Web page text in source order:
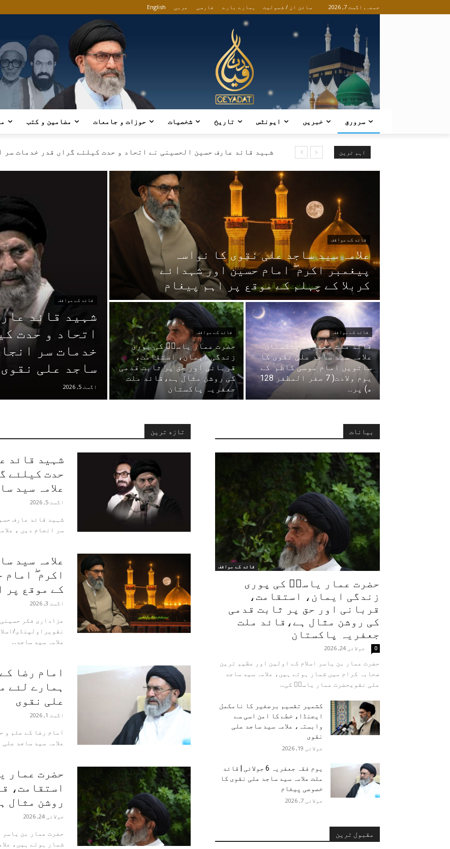
جمعہ, اگست 7, 2026 سائن ان / شمولیت English عربی فارسی ہمارے بارے
سرورق خبریں ایونٹس تاریخ شخصیات حوزات و جامعات مضامین و کتب
اہم ترین شہید قائد عارف حسین الحسینی نے اتحاد و حدت کیلئے گراں قدر خدمات سر
قائد کے مواقف
شہید قائد
اتحاد و حدت
خدمات سر
ساجد علی نقوی
اگست 5, 2026
قائد کے مواقف
علامہ سید ساجد علی نقوی کا نواسہ
پیغمبر اکرم ۖ امام حسین اور شہدائے
کربلا کے چہلم کے موقع پر اہم پیغام
قائد کے مواقف
حضرت عمار یاسرؑ کی پوری
زندگی ایمان، استقامت،
قربانی اور حق پر ثابت قدمی
کی روشن مثال ہے،قائد ملت
جعفریہ پاکستان
قائد کے مواقف
قائد ملت جعفریہ پاکستان
علامہ سید ساجد علی نقوی کا
ساتویں امام موسی کاظم ؑ کے
یوم ولادت( 7 صفر المظفر 128
ھ) پر...
تازه ترین
شہید قائد
حدت کیلئے
علامہ سید
اگست 5, 2026
شہید قائد عارف
سر انجام دیں ، علامہ سید
علامہ سید
اکرم ۖ امام
کے موقع پر
اگست 3, 2026
عزاداری فکر
علامہ سید ساجد...
امام رضا
ہمارے لئے
علی نقوی
اگست 1, 2026
امام رضا کے علم و
علامہ سید ساجد
حضرت عمار
استقامت،
روشن مثال
جولائی 24, 2026
حضرت عمار بن یاسر
شمار ہوتے ہیں،
بیانات
قائد کے مواقف
حضرت عمار یاسرؑ کی پوری
زندگی ایمان، استقامت،
قربانی اور حق پر ثابت قدمی
کی روشن مثال ہے،قائد ملت
جعفریہ پاکستان
جولائی 24, 2026 0
حضرت عمار بن یاسر اسلام کے اولین اور عظیم ترین
صحابہ کرام میں شمار ہوتے ہیں، علامہ سید ساجد
علی نقویحضرت عمار یاسرؑ کی...
کشمیر تقسیم برصغیر کا نامکمل
ایجنڈا، خطے کا امن اسی سے
وابستہ، علامہ سید ساجد علی
نقوی
جولائی 19, 2026
یوم فقہ جعفریہ 6 جولائی | قائد
ملت علامہ سید ساجد علی نقوی کا
خصوصی پیغام
جولائی 7, 2026
مقبول ترین